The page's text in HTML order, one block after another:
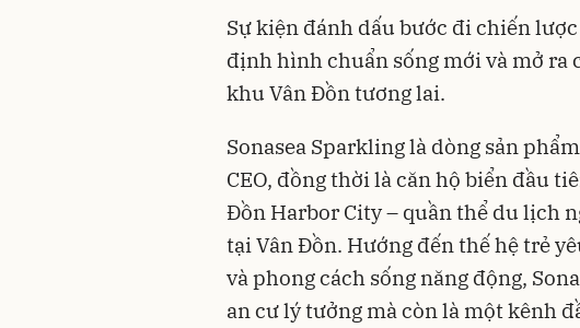
Sự kiện đánh dấu bước đi chiến
định hình chuẩn sống mới và mở ra
khu Vân Đồn tương lai.
Sonasea Sparkling là dòng sản
CEO, đồng thời là căn hộ biển đầu
Đồn Harbor City – quần thể du lịch
tại Vân Đồn. Hướng đến thế hệ trẻ
và phong cách sống năng động,
an cư lý tưởng mà còn là một kênh